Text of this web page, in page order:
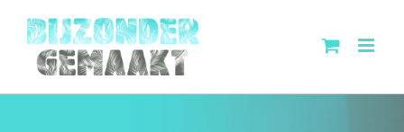
inhoud